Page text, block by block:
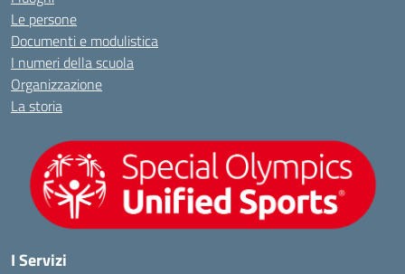
Le persone
Documenti e modulistica
I numeri della scuola
Organizzazione
La storia
I Servizi